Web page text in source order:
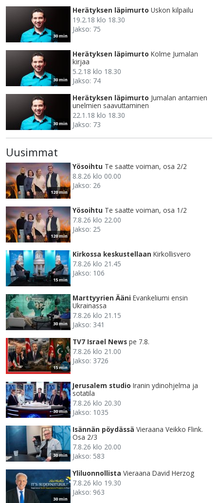
30 min
Herätyksen läpimurto Uskon kilpailu
19.2.18 klo 18.30
Jakso: 75
30 min
Herätyksen läpimurto Kolme Jumalan
kirjaa
5.2.18 klo 18.30
Jakso: 74
30 min
Herätyksen läpimurto Jumalan antamien
unelmien saavuttaminen
22.1.18 klo 18.30
Jakso: 73
Uusimmat
120 min
Yösoihtu Te saatte voiman, osa 2/2
8.8.26 klo 00.00
Jakso: 26
120 min
Yösoihtu Te saatte voiman, osa 1/2
7.8.26 klo 22.00
Jakso: 25
15 min
Kirkossa keskustellaan Kirkollisvero
7.8.26 klo 21.45
Jakso: 106
30 min
Marttyyrien Ääni Evankeliumi ensin
Ukrainassa
7.8.26 klo 21.15
Jakso: 341
15 min
TV7 Israel News pe 7.8.
7.8.26 klo 21.00
Jakso: 3726
30 min
Jerusalem studio Iranin ydinohjelma ja
sotatila
7.8.26 klo 20.30
Jakso: 1035
30 min
Isännän pöydässä Vieraana Veikko Flink.
Osa 2/3
7.8.26 klo 20.00
Jakso: 583
30 min
Yliluonnollista Vieraana David Herzog
7.8.26 klo 19.30
Jakso: 963